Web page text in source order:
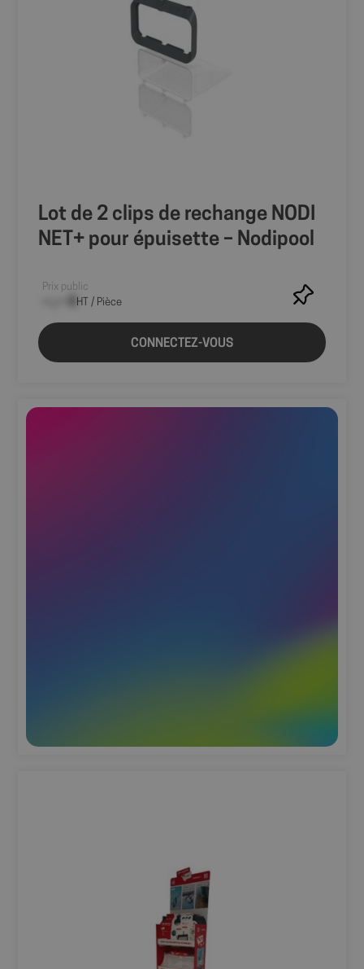
Lot de 2 clips de rechange NODI
NET+ pour épuisette – Nodipool
Prix public
HT / Pièce
CONNECTEZ-VOUS